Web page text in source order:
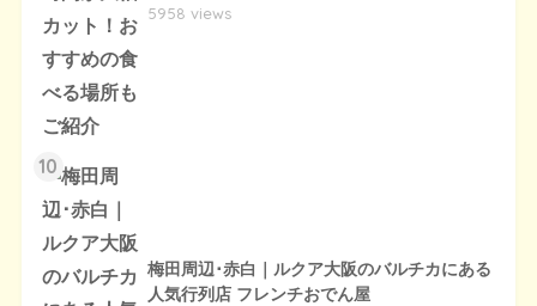
5958 views
10
梅田周辺･赤白｜ルクア大阪のバルチカにある
人気行列店 フレンチおでん屋